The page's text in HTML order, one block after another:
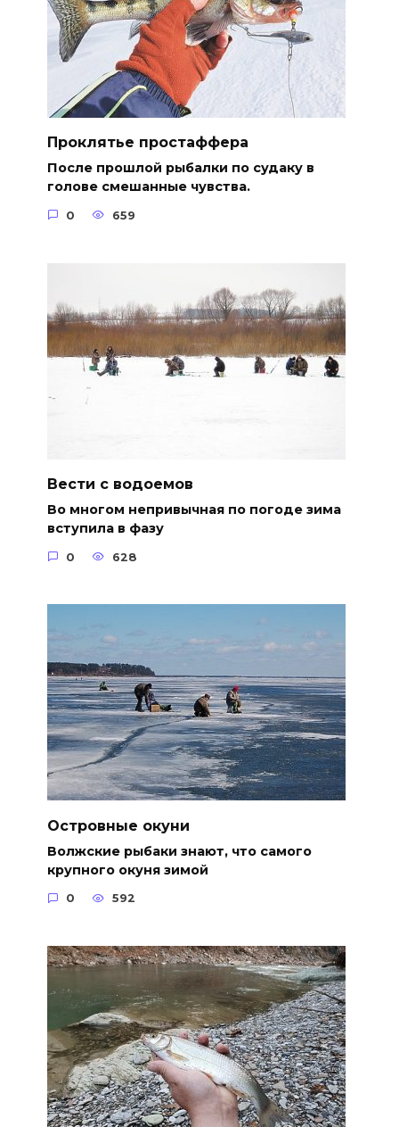
Проклятье простаффера
После прошлой рыбалки по судаку в
голове смешанные чувства.
0 659
Вести с водоемов
Во многом непривычная по погоде зима
вступила в фазу
0 628
Островные окуни
Волжские рыбаки знают, что самого
крупного окуня зимой
0 592